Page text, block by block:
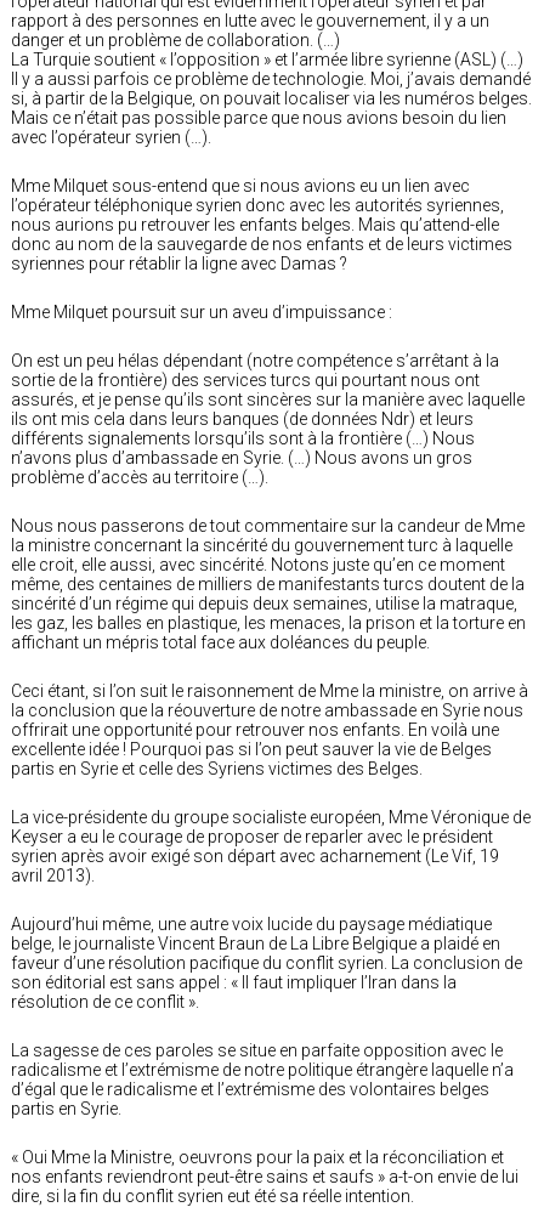
rapport à des personnes en lutte avec le gouvernement, il y a un
danger et un problème de collaboration. (…)
La Turquie soutient « l’opposition » et l’armée libre syrienne (ASL) (…)
Il y a aussi parfois ce problème de technologie. Moi, j’avais demandé
si, à partir de la Belgique, on pouvait localiser via les numéros belges.
Mais ce n’était pas possible parce que nous avions besoin du lien
avec l’opérateur syrien (…).
Mme Milquet sous-entend que si nous avions eu un lien avec
l’opérateur téléphonique syrien donc avec les autorités syriennes,
nous aurions pu retrouver les enfants belges. Mais qu’attend-elle
donc au nom de la sauvegarde de nos enfants et de leurs victimes
syriennes pour rétablir la ligne avec Damas ?
Mme Milquet poursuit sur un aveu d’impuissance :
On est un peu hélas dépendant (notre compétence s’arrêtant à la
sortie de la frontière) des services turcs qui pourtant nous ont
assurés, et je pense qu’ils sont sincères sur la manière avec laquelle
ils ont mis cela dans leurs banques (de données Ndr) et leurs
différents signalements lorsqu’ils sont à la frontière (…) Nous
n’avons plus d’ambassade en Syrie. (…) Nous avons un gros
problème d’accès au territoire (…).
Nous nous passerons de tout commentaire sur la candeur de Mme
la ministre concernant la sincérité du gouvernement turc à laquelle
elle croit, elle aussi, avec sincérité. Notons juste qu’en ce moment
même, des centaines de milliers de manifestants turcs doutent de la
sincérité d’un régime qui depuis deux semaines, utilise la matraque,
les gaz, les balles en plastique, les menaces, la prison et la torture en
affichant un mépris total face aux doléances du peuple.
Ceci étant, si l’on suit le raisonnement de Mme la ministre, on arrive à
la conclusion que la réouverture de notre ambassade en Syrie nous
offrirait une opportunité pour retrouver nos enfants. En voilà une
excellente idée ! Pourquoi pas si l’on peut sauver la vie de Belges
partis en Syrie et celle des Syriens victimes des Belges.
La vice-présidente du groupe socialiste européen, Mme Véronique de
Keyser a eu le courage de proposer de reparler avec le président
syrien après avoir exigé son départ avec acharnement (Le Vif, 19
avril 2013).
Aujourd’hui même, une autre voix lucide du paysage médiatique
belge, le journaliste Vincent Braun de La Libre Belgique a plaidé en
faveur d’une résolution pacifique du conflit syrien. La conclusion de
son éditorial est sans appel : « Il faut impliquer l’Iran dans la
résolution de ce conflit ».
La sagesse de ces paroles se situe en parfaite opposition avec le
radicalisme et l’extrémisme de notre politique étrangère laquelle n’a
d’égal que le radicalisme et l’extrémisme des volontaires belges
partis en Syrie.
« Oui Mme la Ministre, oeuvrons pour la paix et la réconciliation et
nos enfants reviendront peut-être sains et saufs » a-t-on envie de lui
dire, si la fin du conflit syrien eut été sa réelle intention.